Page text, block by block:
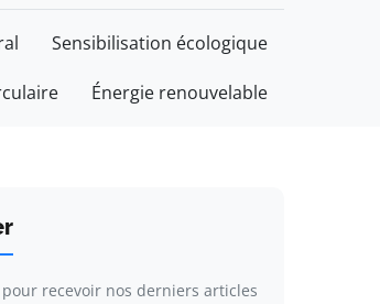
Sensibilisation écologique
Énergie renouvelable
recevoir nos derniers articles